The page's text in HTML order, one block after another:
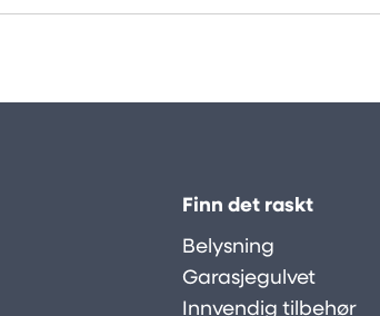
Finn det raskt
Belysning
Garasjegulvet
Innvendig tilbehør